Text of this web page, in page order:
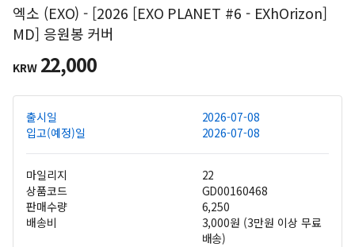
엑소 (EXO) - [2026 [EXO PLANET #6 - EXhOrizon]
MD] 응원봉 커버
KRW 22,000
출시일
2026-07-08
입고(예정)일
2026-07-08
마일리지
22
상품코드
GD00160468
판매수량
6,250
배송비
3,000원 (3만원 이상 무료
배송)